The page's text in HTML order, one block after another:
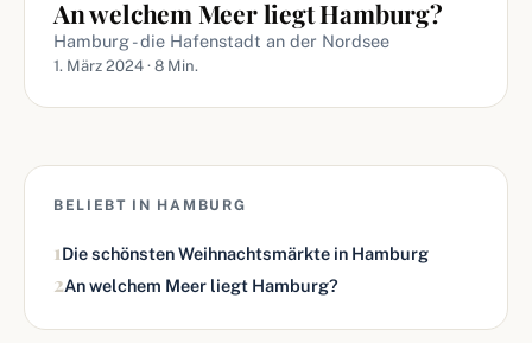
An welchem Meer liegt Hamburg?
Hamburg - die Hafenstadt an der Nordsee
1. März 2024 · 8 Min.
BELIEBT IN HAMBURG
1Die schönsten Weihnachtsmärkte in Hamburg
2An welchem Meer liegt Hamburg?